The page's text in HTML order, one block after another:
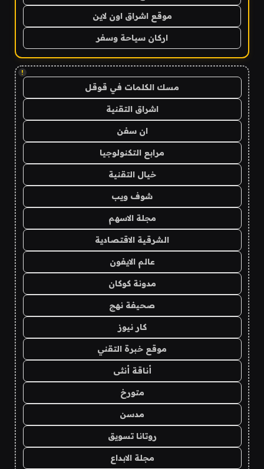
موقع اشراق اون لاين
اركان سياحة وسفر
!
مسك الكلمات في قوقل
اشراق التقنية
ان سفن
مرابع التكنولوجيا
خيال التقنية
شوف ويب
مجلة الاسهم
الشرقية الاقتصادية
عالم الايفون
مدونة كوكان
صحيفة نهج
كار نيوز
موقع خبرة التقني
أناقة أنثى
متورخ
مدسن
روتانا تسويق
مجلة الابداع